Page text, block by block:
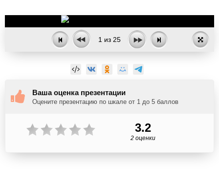
1 из 25
Ваша оценка презентации
Оцените презентацию по шкале от 1 до 5 баллов
3.2
2 оценки